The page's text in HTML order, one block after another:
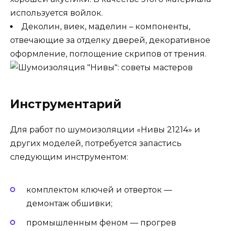
используется войлок.
Деколин, виек, маделин – компоненты,
отвечающие за отделку дверей, декоративное
оформление, поглощение скрипов от трения.
Инструментарий
Для работ по шумоизоляции «Нивы 21214» и
других моделей, потребуется запастись
следующим инструментом:
комплектом ключей и отверток —
демонтаж обшивки;
промышленным феном — прогрев